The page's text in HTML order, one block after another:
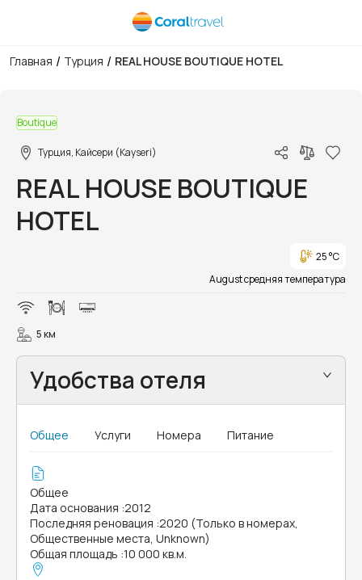
Главная / Турция / REAL HOUSE BOUTIQUE HOTEL
Boutique
Турция, Кайсери (Kayseri)
REAL HOUSE BOUTIQUE
HOTEL
25 °C
August средняя температура
5 км
Удобства отеля
Общее Услуги Номера Питание
Общее
Дата основания :2012
Последняя реновация :2020 (Только в номерах,
Общественные места, Unknown)
Общая площадь :10 000 кв.м.